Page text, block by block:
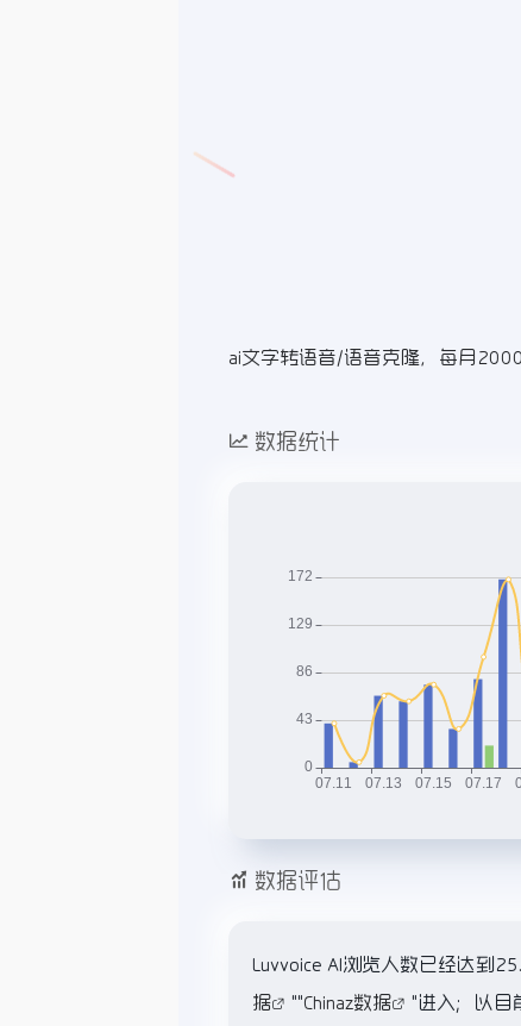
ai文字转语音/语音克隆，每月
数据统计
数据评估
Luvvoice AI浏览人数已经达到
据
""Chinaz数据
"进入；以目